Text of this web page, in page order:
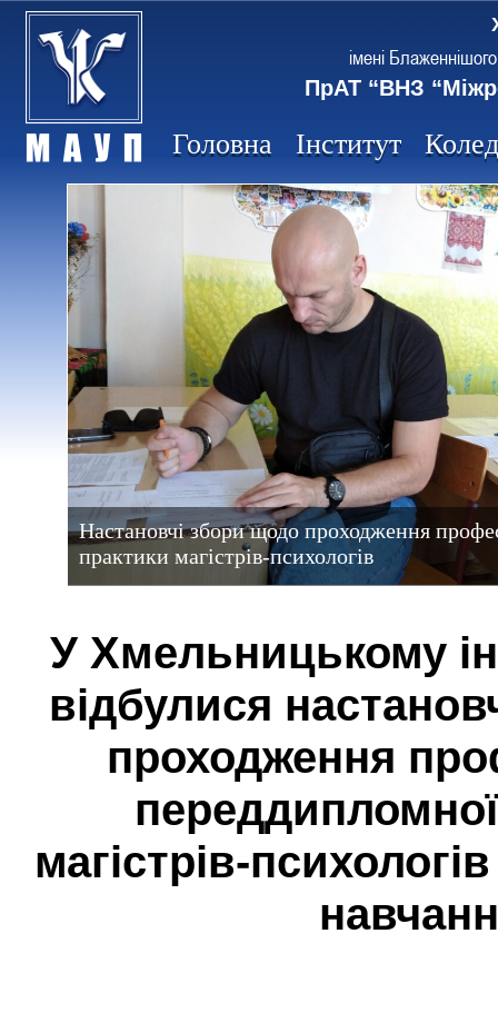
імені
ПрАТ “ВНЗ
Головна Інститут
Настановчі збори щодо проходження
практики магістрів-психологів
У Хмельницькому
відбулися
проходження
магістрів-